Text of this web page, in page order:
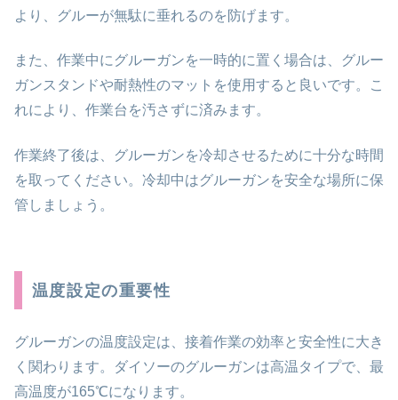
より、グルーが無駄に垂れるのを防げます。
また、作業中にグルーガンを一時的に置く場合は、グルー
ガンスタンドや耐熱性のマットを使用すると良いです。こ
れにより、作業台を汚さずに済みます。
作業終了後は、グルーガンを冷却させるために十分な時間
を取ってください。冷却中はグルーガンを安全な場所に保
管しましょう。
温度設定の重要性
グルーガンの温度設定は、接着作業の効率と安全性に大き
く関わります。ダイソーのグルーガンは高温タイプで、最
高温度が165℃になります。